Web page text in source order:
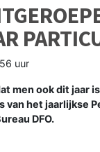
uur
men ook dit
van het jaarlijkse
DFO.